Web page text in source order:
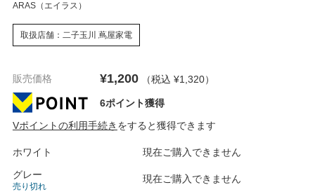
ARAS（エイラス）
取扱店舗：二子玉川 蔦屋家電
販売価格 ¥1,200 （税込 ¥1,320）
6ポイント獲得
Vポイントの利用手続き をすると獲得できます
ホワイト
現在ご購入できません
グレー
売り切れ
現在ご購入できません